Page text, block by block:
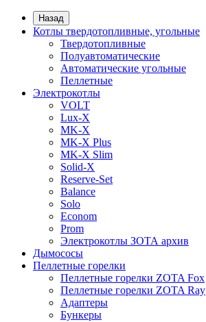
Назад
Котлы твердотопливные, угольные
Твердотопливные
Полуавтоматические
Автоматические угольные
Пеллетные
Электрокотлы
VOLT
Lux-X
MK-X
MK-X Plus
MK-X Slim
Solid-X
Reserve-Set
Balance
Solo
Econom
Prom
Электрокотлы ЗОТА архив
Дымососы
Пеллетные горелки
Пеллетные горелки ZOTA Fox
Пеллетные горелки ZOTA Ray
Адаптеры
Бункеры